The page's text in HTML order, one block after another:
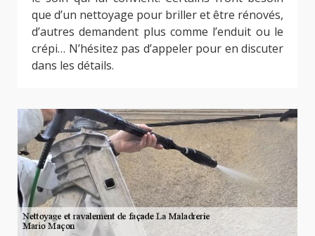
que d’un nettoyage pour briller et être rénovés,
d’autres demandent plus comme l’enduit ou le
crépi… N’hésitez pas d’appeler pour en discuter
dans les détails.